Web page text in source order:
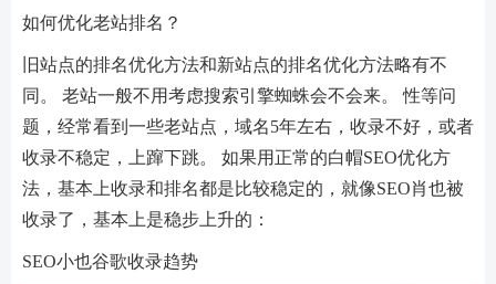
如何优化老站排名？
旧站点的排名优化方法和新站点的排名优化方法略有不
同。 老站一般不用考虑搜索引擎蜘蛛会不会来。 性等问
题，经常看到一些老站点，域名5年左右，收录不好，或者
收录不稳定，上蹿下跳。 如果用正常的白帽SEO优化方
法，基本上收录和排名都是比较稳定的，就像SEO肖也被
收录了，基本上是稳步上升的：
SEO小也谷歌收录趋势